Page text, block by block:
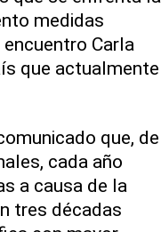
medidas
Carla
que actualmente
que, de
cada año
a causa de la
tres décadas